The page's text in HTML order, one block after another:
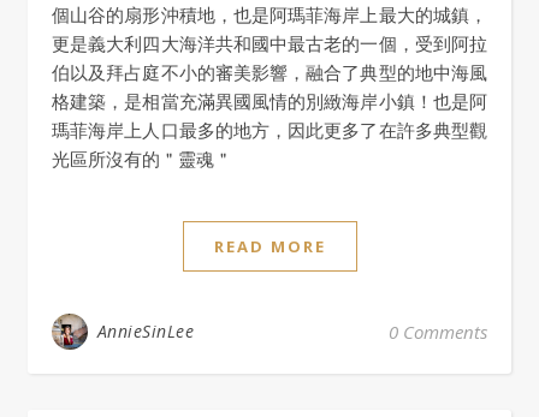
個山谷的扇形沖積地，也是阿瑪菲海岸上最大的城鎮，
更是義大利四大海洋共和國中最古老的一個，受到阿拉
伯以及拜占庭不小的審美影響，融合了典型的地中海風
格建築，是相當充滿異國風情的別緻海岸小鎮！也是阿
瑪菲海岸上人口最多的地方，因此更多了在許多典型觀
光區所沒有的＂靈魂＂
READ MORE
AnnieSinLee 0 Comments